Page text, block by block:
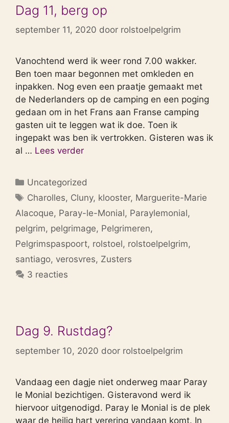
Dag 11, berg op
september 11, 2020 door rolstoelpelgrim
Vanochtend werd ik weer rond 7.00 wakker.
Ben toen maar begonnen met omkleden en
inpakken. Nog even een praatje gemaakt met
de Nederlanders op de camping en een poging
gedaan om in het Frans aan Franse camping
gasten uit te leggen wat ik doe. Toen ik
ingepakt was ben ik vertrokken. Gisteren was ik
al … Lees verder
Categorieën
Uncategorized
Tags
Charolles, Cluny, klooster, Marguerite-Marie
Alacoque, Paray-le-Monial, Paraylemonial,
pelgrim, pelgrimage, Pelgrimeren,
Pelgrimspaspoort, rolstoel, rolstoelpelgrim,
santiago, verosvres, Zusters
3 reacties
Dag 9. Rustdag?
september 10, 2020 door rolstoelpelgrim
Vandaag een dagje niet onderweg maar Paray
le Monial bezichtigen. Gisteravond werd ik
hiervoor uitgenodigd. Paray le Monial is de plek
waar de heilig hart verering vandaan komt. In